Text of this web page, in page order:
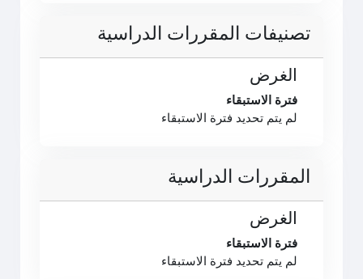
تصنيفات المقررات الدراسية
الغرض
فترة الاستبقاء
لم يتم تحديد فترة الاستبقاء
المقررات الدراسية
الغرض
فترة الاستبقاء
لم يتم تحديد فترة الاستبقاء